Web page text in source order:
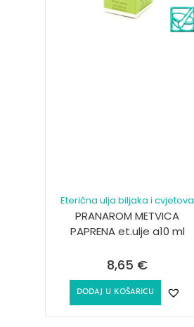
Eterična ulja biljaka i cvjetova
PRANAROM METVICA
PAPRENA et.ulje a10 ml
8,65 €
DODAJ U KOŠARICU